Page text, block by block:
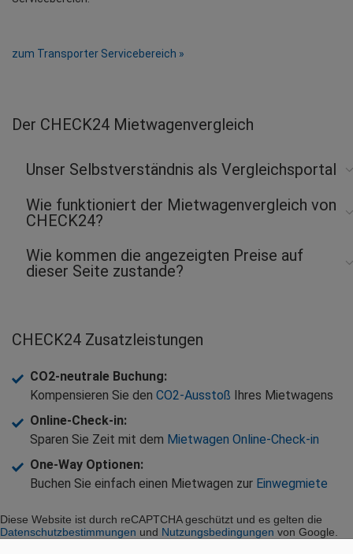
zum Transporter Servicebereich »
Der CHECK24 Mietwagenvergleich
Unser Selbstverständnis als Vergleichsportal
Wie funktioniert der Mietwagenvergleich von
CHECK24?
Wie kommen die angezeigten Preise auf
dieser Seite zustande?
CHECK24 Zusatzleistungen
CO2-neutrale Buchung:
Kompensieren Sie den CO2-Ausstoß Ihres Mietwagens
Online-Check-in:
Sparen Sie Zeit mit dem Mietwagen Online-Check-in
One-Way Optionen:
Buchen Sie einfach einen Mietwagen zur Einwegmiete
Diese Website ist durch reCAPTCHA geschützt und es gelten die
Datenschutzbestimmungen und Nutzungsbedingungen von Google.